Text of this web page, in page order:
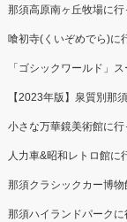
那須高原南ヶ丘牧場に行
喰初寺(くいぞめでら)に
「ゴシックワールド」
【2023年版】泉質別那
小さな万華鏡美術館に行
人力車&昭和レトロ館に
那須クラシックカー博物
那須ハイランドパークに